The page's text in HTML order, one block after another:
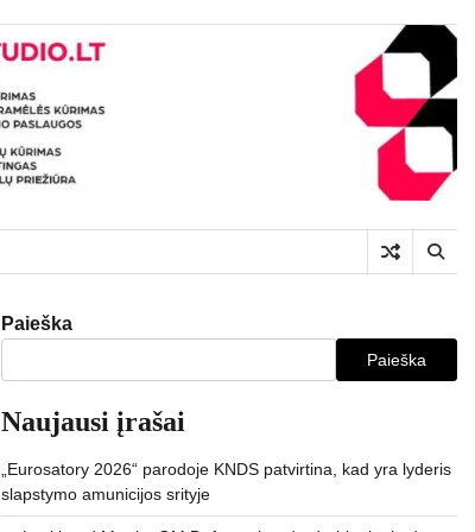
Paieška
Paieška
Naujausi įrašai
„Eurosatory 2026“ parodoje KNDS patvirtina, kad yra lyderis
slapstymo amunicijos srityje